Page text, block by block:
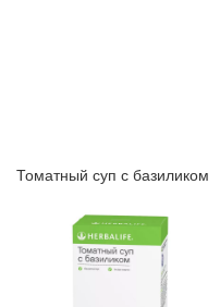
Томатный суп с базиликом